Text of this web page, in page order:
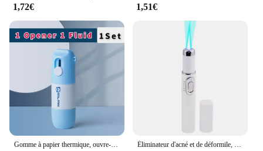
1,72€ 1,51€
Gomme à papier thermique, ouvre-courrier, 2 en 1, ration tion des scanner avec couteau, anti-peep ta.com, protection de la confidentialité des informations Éliminateur d'acné et de déformile, stylo laser, élimination des taches de la peau, anti-varices, traitement de gomme de veine d'araignée, portable, médical, thérapie à la lumière bleue